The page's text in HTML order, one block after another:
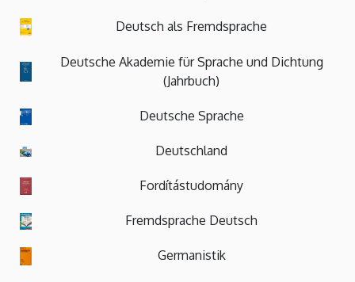
Deutsch als Fremdsprache
Deutsche Akademie für Sprache und Dichtung
(Jahrbuch)
Deutsche Sprache
Deutschland
Fordítástudomány
Fremdsprache Deutsch
Germanistik